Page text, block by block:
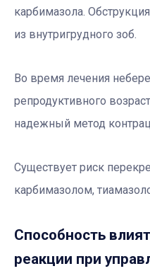
карбимазола.
из внутригрудного зоб.
Во время лечения
репродуктивного
надежный метод
Существует риск
карбимазолом,
Способность
реакции при